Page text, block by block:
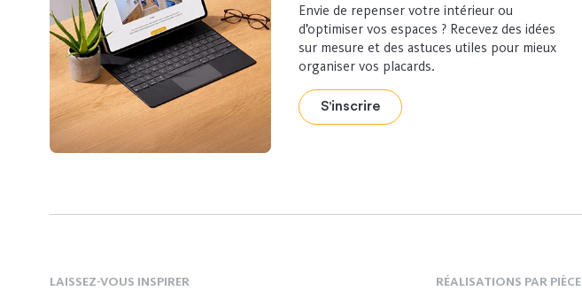
Envie de repenser votre intérieur ou
d’optimiser vos espaces ? Recevez des idées
sur mesure et des astuces utiles pour mieux
organiser vos placards.
S'inscrire
LAISSEZ-VOUS INSPIRER RÉALISATIONS PAR PIÈCE